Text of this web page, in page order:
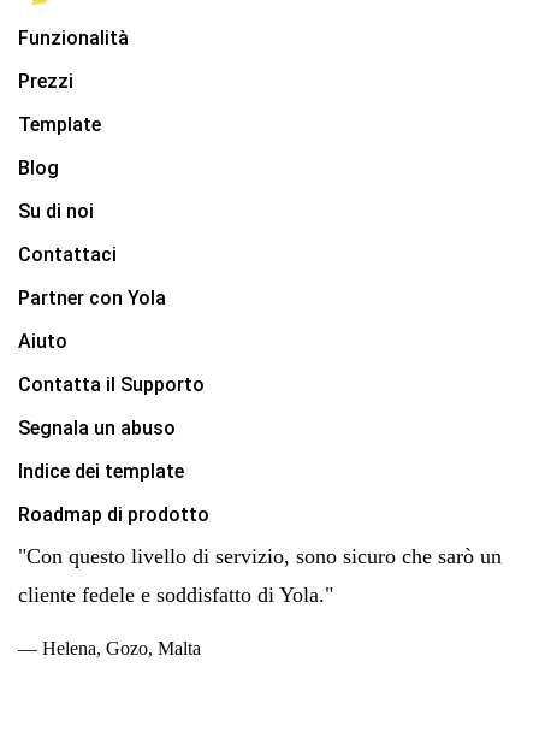
Funzionalità
Prezzi
Template
Blog
Su di noi
Contattaci
Partner con Yola
Aiuto
Contatta il Supporto
Segnala un abuso
Indice dei template
Roadmap di prodotto
"Con questo livello di servizio, sono sicuro che sarò un
cliente fedele e soddisfatto di Yola."
— Helena, Gozo, Malta